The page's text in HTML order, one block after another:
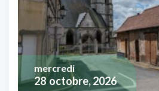
28 octobre, 2026
mercredi